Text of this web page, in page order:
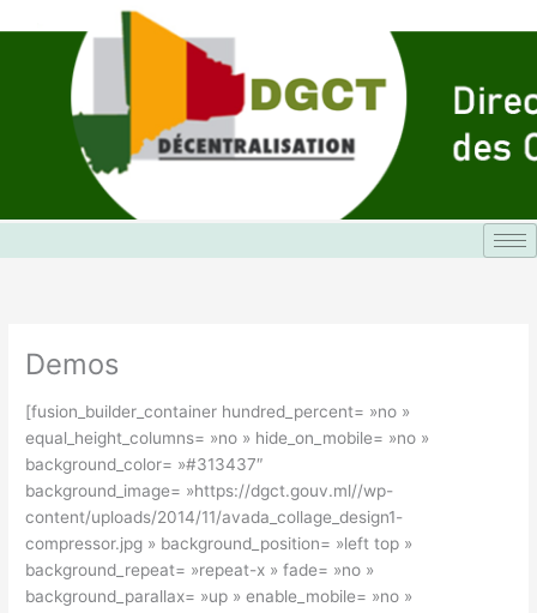
au
Demos
[fusion_builder_container hundred_percent= »no »
equal_height_columns= »no » hide_on_mobile= »no »
background_color= »#313437″
background_image= »https://dgct.gouv.ml//wp-
content/uploads/2014/11/avada_collage_design1-
compressor.jpg » background_position= »left top »
background_repeat= »repeat-x » fade= »no »
background_parallax= »up » enable_mobile= »no »